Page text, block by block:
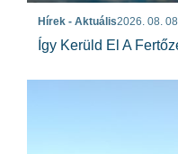
Hírek - Aktuális2026. 08. 08.
Így Kerüld El A